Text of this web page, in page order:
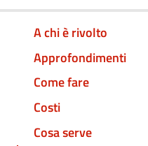
A chi è rivolto
Approfondimenti
Come fare
Costi
Cosa serve